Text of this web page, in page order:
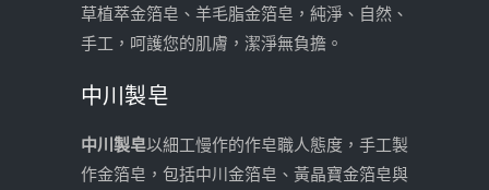
草植萃金箔皂、羊毛脂金箔皂，純淨、自然、
手工，呵護您的肌膚，潔淨無負擔。
中川製皂
中川製皂以細工慢作的作皂職人態度，手工製
作金箔皂，包括中川金箔皂、黃晶寶金箔皂與